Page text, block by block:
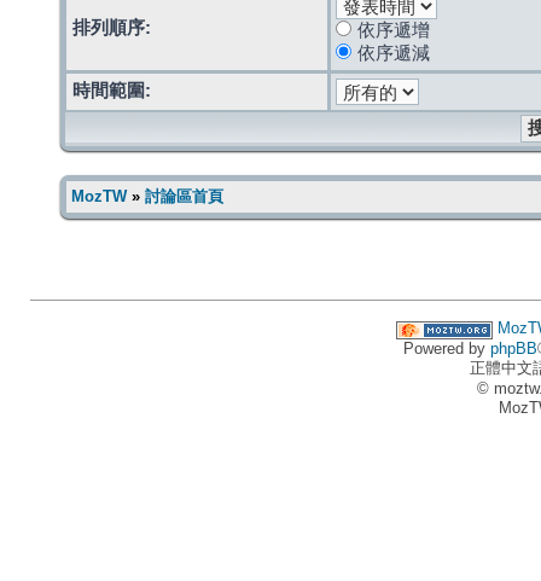
排列順序:
依序遞增
依序遞減
時間範圍:
MozTW» 討論區首頁
Powered by phpBB
正體中文
©